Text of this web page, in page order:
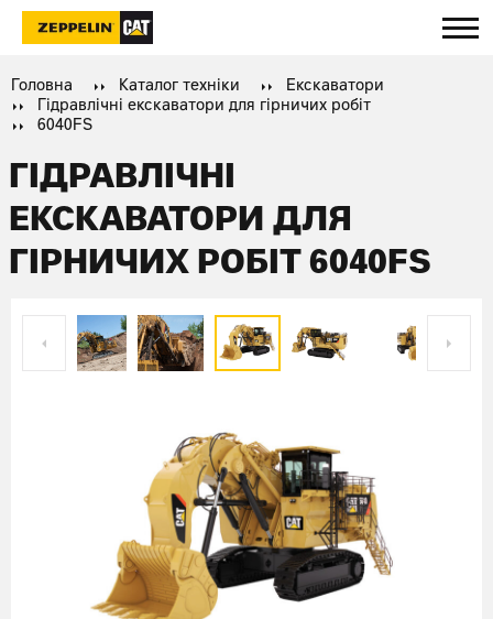
Головна Каталог техніки
Екскаватори
Гідравлічні екскаватори для гірничих робіт
6040FS
ГІДРАВЛІЧНІ
ЕКСКАВАТОРИ ДЛЯ
ГІРНИЧИХ РОБІТ 6040FS